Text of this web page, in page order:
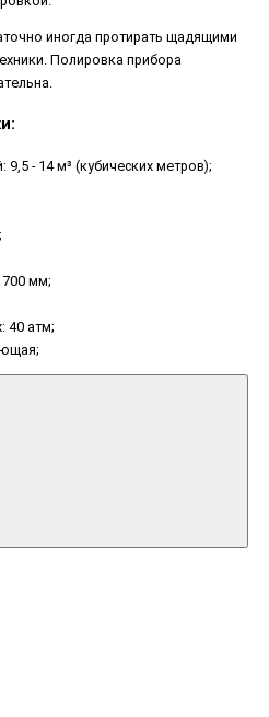
иногда протирать щадящими
Полировка прибора
- 14 м³ (кубических метров);
700 мм;
40 атм;